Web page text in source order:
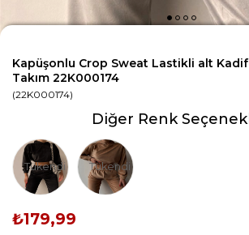
Kapüşonlu Crop Sweat Lastikli alt
Takım 22K000174
(22K000174)
Diğer Renk
Tükendi Tükendi
₺179,99